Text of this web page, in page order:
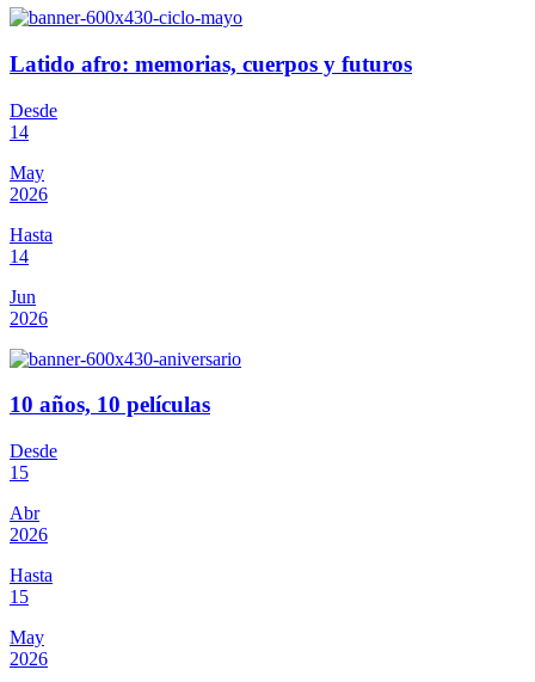
Latido afro: memorias, cuerpos y futuros
Desde
14
May
2026
Hasta
14
Jun
2026
10 años, 10 películas
Desde
15
Abr
2026
Hasta
15
May
2026